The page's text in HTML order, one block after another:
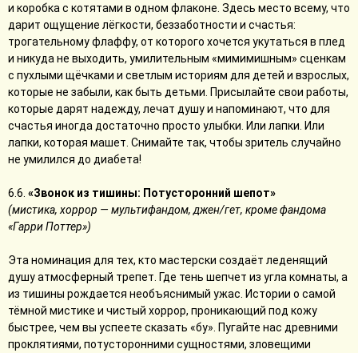
и коробка с котятами в одном флаконе. Здесь место всему, что
дарит ощущение лёгкости, беззаботности и счастья:
трогательному флаффу, от которого хочется укутаться в плед
и никуда не выходить, умилительным «мимимишным» сценкам
с пухлыми щёчками и светлым историям для детей и взрослых,
которые не забыли, как быть детьми. Присылайте свои работы,
которые дарят надежду, лечат душу и напоминают, что для
счастья иногда достаточно просто улыбки. Или лапки. Или
лапки, которая машет. Снимайте так, чтобы зритель случайно
не умилился до диабета!
6.6. «Звонок из тишины: Потусторонний шепот»
(мистика, хоррор — мультифандом, джен/гет, кроме фандома
«Гарри Поттер»)
Эта номинация для тех, кто мастерски создаёт леденящий
душу атмосферный трепет. Где тень шепчет из угла комнаты, а
из тишины рождается необъяснимый ужас. Истории о самой
тёмной мистике и чистый хоррор, проникающий под кожу
быстрее, чем вы успеете сказать «бу». Пугайте нас древними
проклятиями, потусторонними сущностями, зловещими